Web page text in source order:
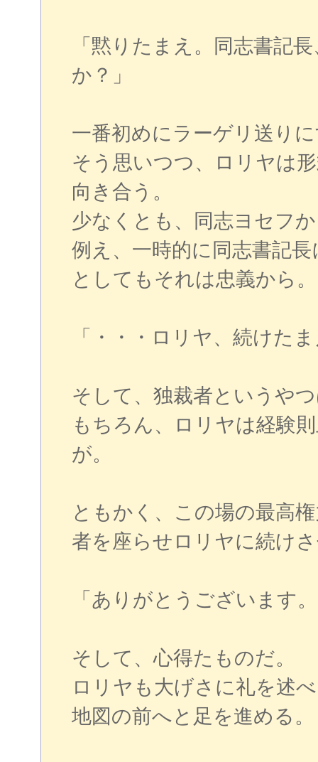
「黙りたまえ。同志書記
か？」
一番初めにラーゲリ送り
そう思いつつ、ロリヤは
向き合う。
少なくとも、同志ヨセフ
例え、一時的に同志書記
としてもそれは忠義から。
「・・・ロリヤ、続けた
そして、独裁者というや
もちろん、ロリヤは経験
が。
ともかく、この場の最高
者を座らせロリヤに続け
「ありがとうございます
そして、心得たものだ。
ロリヤも大げさに礼を述
地図の前へと足を進める。